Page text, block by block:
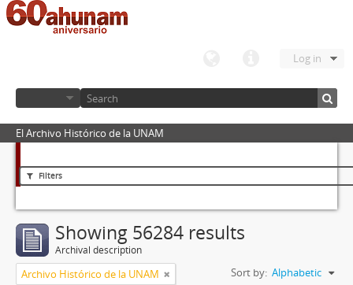
Log in
El Archivo Histórico de la UNAM
Filters
Showing 56284 results
Archival description
Archivo Histórico de la UNAM Sort by: Alphabetic